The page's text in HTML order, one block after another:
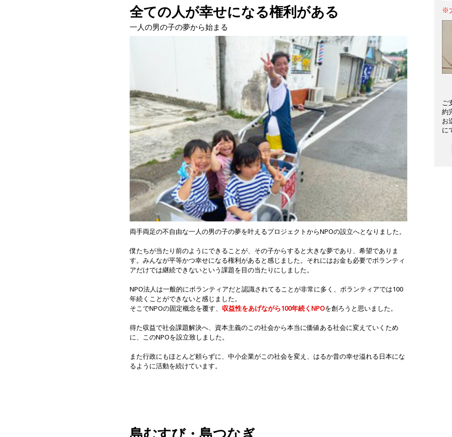
全ての人が幸せになる権利がある
一人の男の子の夢から始まる
両手両足の不自由な一人の男の子の夢を叶えるプロジェクトからNPOの設立へとなりました。
僕たちが当たり前のようにできることが、その子からすると大きな夢であり、希望でありま
す。みんなが平等かつ幸せになる権利があると感じました。それにはお金も必要でボランティ
アだけでは継続できないという課題を目の当たりにしました。
NPO法人は一般的にボランティアだと認識されてることが非常に多く、ボランティアでは100
年続くことができないと感じました。
そこでNPOの固定概念を覆す、 収益性をあげながら100年続くNPOを創ろうと思いました。
得た収益で社会課題解決へ、資本主義のこの社会から本当に価値ある社会に変えていくため
に、このNPOを設立致しました。
また行政にもほとんど頼らずに、中小企業がこの社会を変え、はるか昔の幸せ溢れる日本にな
るように活動を続けています。
島むすび・島つなぎ
※
ご
約
お
に